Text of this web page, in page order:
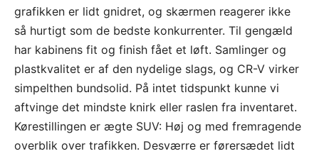
grafikken er lidt gnidret, og skærmen reagerer ikke
så hurtigt som de bedste konkurrenter. Til gengæld
har kabinens fit og finish fået et løft. Samlinger og
plastkvalitet er af den nydelige slags, og CR-V virker
simpelthen bundsolid. På intet tidspunkt kunne vi
aftvinge det mindste knirk eller raslen fra inventaret.
Kørestillingen er ægte SUV: Høj og med fremragende
overblik over trafikken. Desværre er førersædet lidt